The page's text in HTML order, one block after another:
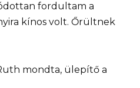
fordultam a
kínos volt. Őrültnek
mondta, ülepítő a